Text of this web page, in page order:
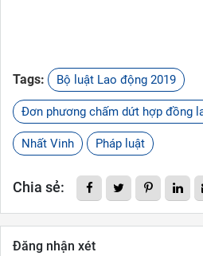
Tags: Bộ luật Lao động 2019
Đơn phương chấm dứt hợp đồng
Nhất Vinh Pháp luật
Chia sẻ:
Đăng nhận xét